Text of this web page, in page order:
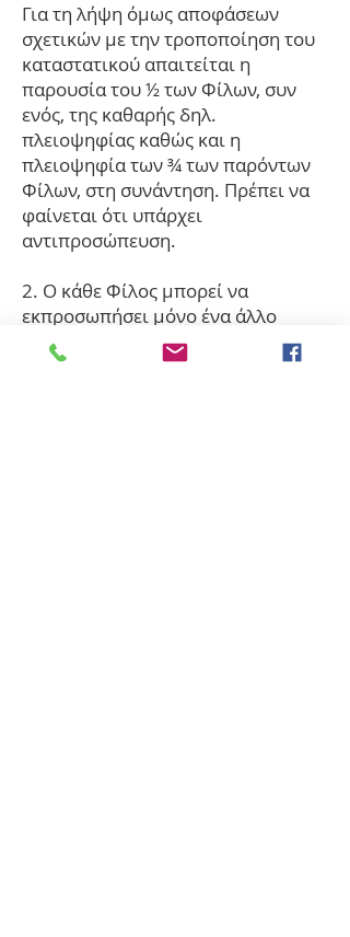
Για τη λήψη όμως αποφάσεων
σχετικών με την τροποποίηση του
καταστατικού απαιτείται η
παρουσία του ½ των Φίλων, συν
ενός, της καθαρής δηλ.
πλειοψηφίας καθώς και η
πλειοψηφία των ¾ των παρόντων
Φίλων, στη συνάντηση. Πρέπει να
φαίνεται ότι υπάρχει
αντιπροσώπευση.
2. Ο κάθε Φίλος μπορεί να
εκπροσωπήσει μόνο ένα άλλο
μέλος με γραπτή εξουσιοδότηση.